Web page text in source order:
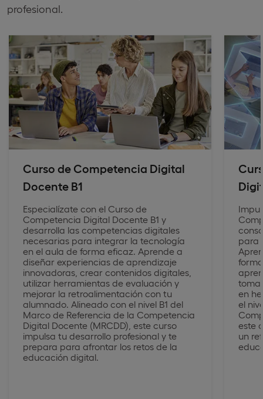
profesional.
Curso de Competencia Digital
Docente B1
Especialízate con el Curso de
Competencia Digital Docente B1 y
desarrolla las competencias digitales
necesarias para integrar la tecnología
en el aula de forma eficaz. Aprende a
diseñar experiencias de aprendizaje
innovadoras, crear contenidos digitales,
utilizar herramientas de evaluación y
mejorar la retroalimentación con tu
alumnado. Alineado con el nivel B1 del
Marco de Referencia de la Competencia
Digital Docente (MRCDD), este curso
impulsa tu desarrollo profesional y te
prepara para afrontar los retos de la
educación digital.
para
en
el
este
un